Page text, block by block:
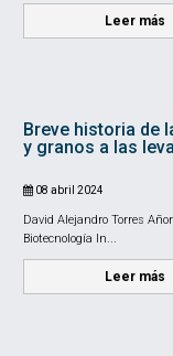
Leer más
Breve historia de
y granos a las
08 abril 2024
David Alejandro Torres
Biotecnología In...
Leer más